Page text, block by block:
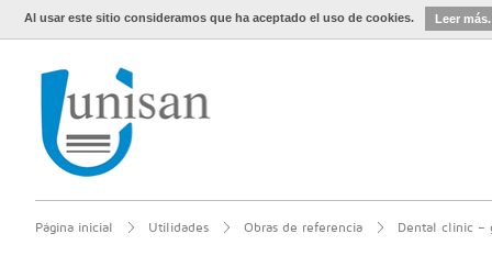
Al usar este sitio consideramos que ha aceptado el uso de cookies. Leer más.
Página inicial Utilidades Obras de referencia Dental clinic –